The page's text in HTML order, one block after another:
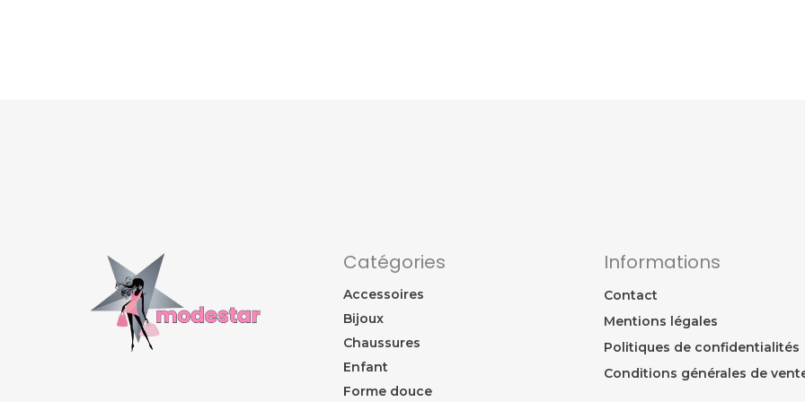
Catégories
Accessoires
Bijoux
Chaussures
Enfant
Forme douce
Informations
Contact
Mentions légales
Politiques de confidentialités
Conditions générales de